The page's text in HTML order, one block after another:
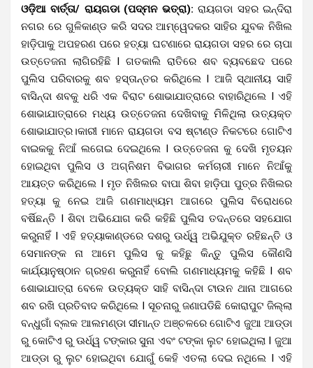
ଓଡ଼ିଆ ବାର୍ତ୍ତା/ ରାୟଗଡା (ପଦ୍ମନ ଭତ୍ରା): ରାୟଗଡା ସହର ଇନ୍ଦିରା
ନଗର ରେ ଗୁଳିକାଣ୍ଡ କରି ସଦର ଆମ୍ୱେଦକର ସାହିର ଯୁବକ ନିଖିଲ
ହାଡ଼ିପାକୁ ଅପହରଣ ପରେ ହତ୍ୟା ଘଟଣାରେ ରାୟଗଡା ସହର ରେ ଚାପା
ଉତ୍ତେଜନା ଲାଗିରହିଛି I ଗତକାଲି ରାତିରେ ଶବ ବ୍ୟବଛେଦ ପରେ
ପୁଲିସ ପରିବାରକୁ ଶବ ହସ୍ତାନ୍ତର କରିଥିଲେ I ଆଜି ସ୍ଥାନୀୟ ସାହି
ବାସିନ୍ଦା ଶବକୁ ଧରି ଏକ ବିରାଟ ଶୋଭାଯାତ୍ରାରେ ବାହାରିଥିଲେ I ଏହି
ଶୋଭାଯାତ୍ରାରେ ମଧ୍ୟ ଉତ୍ତେଜନା ଦେଖିବାକୁ ମିଳିଥିଲା ଉତ୍ୟକ୍ତ
ଶୋଭାଯାତ୍ର।କାରୀ ମାନେ ରାୟଗଡା ବସ ଷ୍ଟାଣ୍ଡ ନିକଟରେ ଗୋଟିଏ
ବାଇକକୁ ନିଆଁ ଲଗେଇ ଦେଇଥିଲେ I ଉତ୍ତେଜନା କୁ ଦେଖି ମୃତୟନ
ହୋଇଥିବା ପୁଲିସ ଓ ଅଗ୍ନିଶମ ବିଭାଗର କର୍ମଚାରୀ ମାନେ ନିଆଁକୁ
ଆୟତ୍ତ କରିଥିଲେ I ମୃତ ନିଖିଲର ବାପା ଶିବା ହାଡ଼ିପା ପୁତ୍ର ନିଖିଲର
ହତ୍ୟା କୁ ନେଇ ଆଜି ଗଣମାଧ୍ୟ୍ୟମ ଆଗରେ ପୁଲିସ ବିରୋଧରେ
ବର୍ଷିଛନ୍ତି I ଶିବା ଅଭିଯୋଗ କରି କହିଛି ପୁଲିସ ତଦନ୍ତରେ ସହଯୋଗ
କରୁନାହିଁ I ଏହି ହତ୍ୟାକାଣ୍ଡରେ ଦଶରୁ ଊର୍ଧ୍ୱ ଅଭିଯୁକ୍ତ ରହିଛନ୍ତି ଓ
ସେମାନଙ୍କ ନା ଆମେ ପୁଲିସ କୁ କହିଛୁ କିନ୍ତୁ ପୁଲିସ କୌଣସି
କାର୍ଯ୍ୟାନୁଷ୍ଠାନ ଗ୍ରହଣ କରୁନାହିଁ ବୋଲି ଗଣମାଧ୍ୟମକୁ କହିଛି I ଶବ
ଶୋଭାଯାତ୍ରା ବେଳେ ଉତ୍ୟକ୍ତ ସାହି ବାସିନ୍ଦା ଟାଉନ ଥାନା ଆଗରେ
ଶବ ରଖି ପ୍ରତିବାଦ କରିଥିଲେ I ସୂଚନାରୁ ଜଣାପଡିଛି କୋରାପୁଟ ଜିଲ୍ଲା
ବନ୍ଧୁଗାଁ ବ୍ଲକ ଆଲମଣ୍ଡା ସୀମାନ୍ତ ଅଞ୍ଚଳରେ ଗୋଟିଏ ଜୁଆ ଆଡ୍ଡା
ରୁ କୋଟିଏ ରୁ ଊର୍ଧ୍ୱ ଟଙ୍କାର ସୁନା ଏବଂ ଟଙ୍କା ଲୁଟ ହୋଇଥିଲା I ଜୁଆ
ଆଡ୍ଡା ରୁ ଲୁଟ ହୋଇଥିବା ଯୋଗୁଁ କେହି ଏତଲା ଦେଇ ନଥିଲେ I ଏହି